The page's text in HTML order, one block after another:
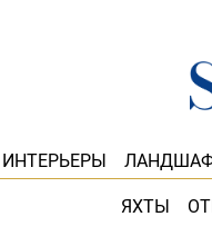
ИНТЕРЬЕРЫ
ЯХТЫ